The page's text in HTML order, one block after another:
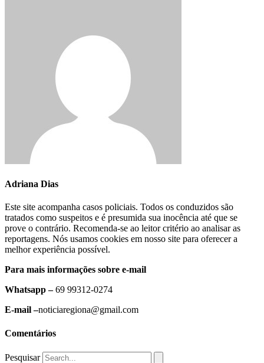
Adriana Dias
Este site acompanha casos policiais. Todos os conduzidos são
tratados como suspeitos e é presumida sua inocência até que se
prove o contrário. Recomenda-se ao leitor critério ao analisar as
reportagens. Nós usamos cookies em nosso site para oferecer a
melhor experiência possível.
Para mais informações sobre e-mail
Whatsapp –69 99312-0274
E-mail –noticiaregiona@gmail.com
Comentários
Pesquisar